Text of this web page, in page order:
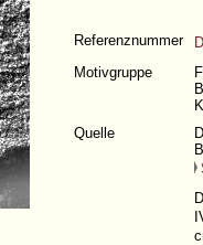
Referenznummer
Motivgruppe
Quelle